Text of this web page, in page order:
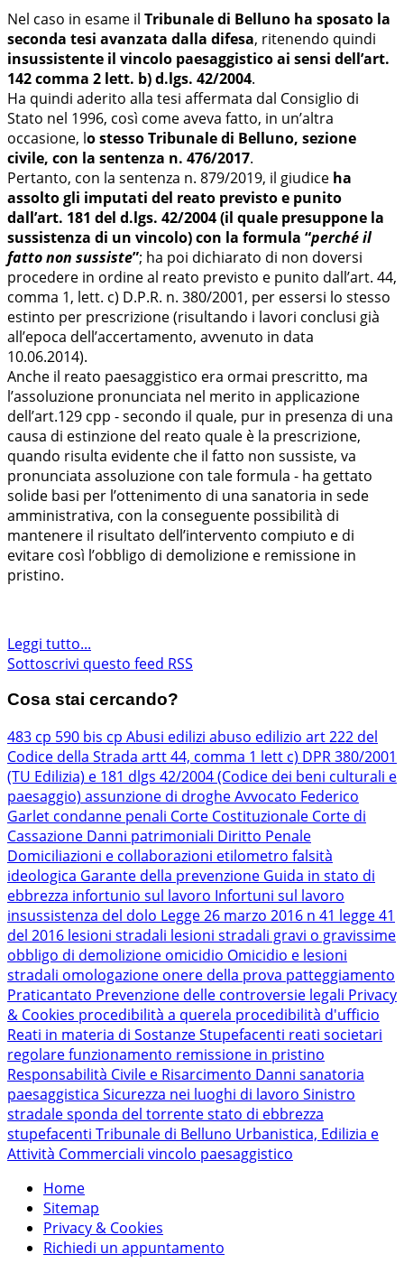
Nel caso in esame il Tribunale di Belluno ha sposato la
seconda tesi avanzata dalla difesa, ritenendo quindi
insussistente il vincolo paesaggistico ai sensi dell’art.
142 comma 2 lett. b) d.lgs. 42/2004.
Ha quindi aderito alla tesi affermata dal Consiglio di
Stato nel 1996, così come aveva fatto, in un’altra
occasione, lo stesso Tribunale di Belluno, sezione
civile, con la sentenza n. 476/2017.
Pertanto, con la sentenza n. 879/2019, il giudice ha
assolto gli imputati del reato previsto e punito
dall’art. 181 del d.lgs. 42/2004 (il quale presuppone la
sussistenza di un vincolo) con la formula “perché il
fatto non sussiste”; ha poi dichiarato di non doversi
procedere in ordine al reato previsto e punito dall’art. 44,
comma 1, lett. c) D.P.R. n. 380/2001, per essersi lo stesso
estinto per prescrizione (risultando i lavori conclusi già
all’epoca dell’accertamento, avvenuto in data
10.06.2014).
Anche il reato paesaggistico era ormai prescritto, ma
l’assoluzione pronunciata nel merito in applicazione
dell’art.129 cpp - secondo il quale, pur in presenza di una
causa di estinzione del reato quale è la prescrizione,
quando risulta evidente che il fatto non sussiste, va
pronunciata assoluzione con tale formula - ha gettato
solide basi per l’ottenimento di una sanatoria in sede
amministrativa, con la conseguente possibilità di
mantenere il risultato dell’intervento compiuto e di
evitare così l’obbligo di demolizione e remissione in
pristino.
Leggi tutto...
Sottoscrivi questo feed RSS
Cosa stai cercando?
483 cp 590 bis cp Abusi edilizi abuso edilizio art 222 del
Codice della Strada artt 44, comma 1 lett c) DPR 380/2001
(TU Edilizia) e 181 dlgs 42/2004 (Codice dei beni culturali e
paesaggio) assunzione di drogheAvvocato Federico
Garlet condanne penali Corte Costituzionale Corte di
Cassazione Danni patrimoniali Diritto Penale
Domiciliazioni e collaborazioni etilometro falsità
ideologica Garante della prevenzione Guida in stato di
ebbrezza infortunio sul lavoro Infortuni sul lavoro
insussistenza del dolo Legge 26 marzo 2016 n 41 legge 41
del 2016 lesioni stradali lesioni stradali gravi o gravissime
obbligo di demolizione omicidio Omicidio e lesioni
stradali omologazione onere della prova patteggiamento
Praticantato Prevenzione delle controversie legali Privacy
& Cookies procedibilità a querela procedibilità d'ufficio
Reati in materia di Sostanze Stupefacenti reati societari
regolare funzionamento remissione in pristino
Responsabilità Civile e Risarcimento Danni sanatoria
paesaggistica Sicurezza nei luoghi di lavoro Sinistro
stradalesponda del torrentestato di ebbrezza
stupefacenti Tribunale di Belluno Urbanistica, Edilizia e
Attività Commerciali vincolo paesaggistico
Home
Sitemap
Privacy & Cookies
Richiedi un appuntamento